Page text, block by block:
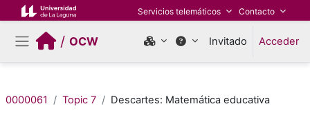
Salta al contenido principal Servicios telemáticos Contacto
Panel lateral
/OCW Invitado Acceder
0000061 Topic 7 Descartes: Matemática educativa